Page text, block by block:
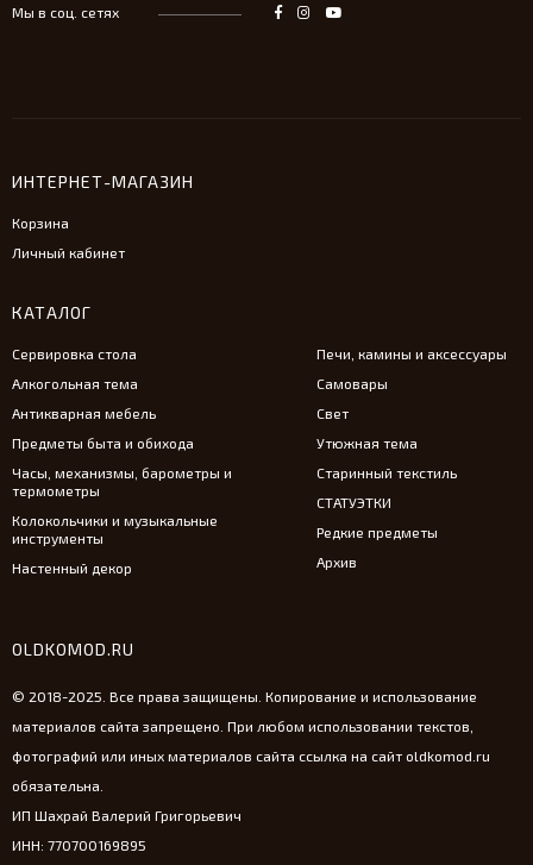
Мы в соц. сетях
ИНТЕРНЕТ-МАГАЗИН
Корзина
Личный кабинет
КАТАЛОГ
Сервировка стола
Алкогольная тема
Антикварная мебель
Предметы быта и обихода
Часы, механизмы, барометры и
термометры
Колокольчики и музыкальные
инструменты
Настенный декор
Печи, камины и аксессуары
Самовары
Свет
Утюжная тема
Старинный текстиль
СТАТУЭТКИ
Редкие предметы
Архив
OLDKOMOD.RU
© 2018-2025. Все права защищены. Копирование и использование
материалов сайта запрещено. При любом использовании текстов,
фотографий или иных материалов сайта ссылка на сайт oldkomod.ru
обязательна.
ИП Шахрай Валерий Григорьевич
ИНН: 770700169895